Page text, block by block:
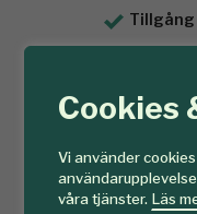
Cookies
Vi använder
våra tjänster. Läs
Se